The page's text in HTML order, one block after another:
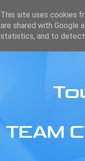
This site uses cookies
are shared with Google
statistics, and to detect